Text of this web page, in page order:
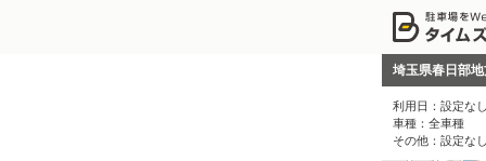
埼玉県春日部
利用日： 設定な
車種： 全車種
その他： 設定な